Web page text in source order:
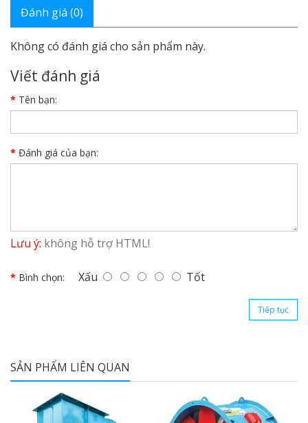
Đánh giá (0)
Không có đánh giá cho sản phẩm này.
Viết đánh giá
Tên bạn:
Đánh giá của bạn:
Lưu ý: không hỗ trợ HTML!
Bình chọn: Xấu Tốt
Tiếp tục
SẢN PHẨM LIÊN QUAN